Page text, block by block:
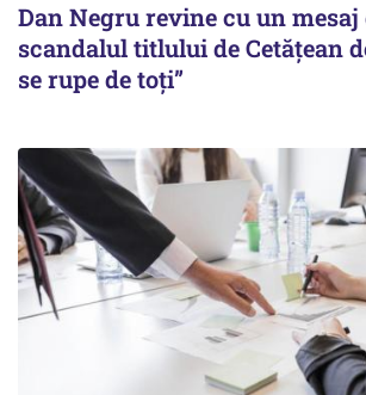
Dan Negru revine cu un
scandalul titlului de Cetățean
se rupe de toți”